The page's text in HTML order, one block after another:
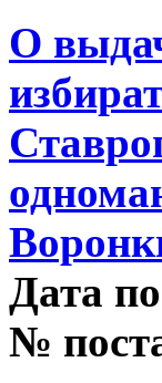
О
Дата
№